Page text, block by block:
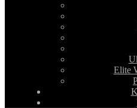
Elite